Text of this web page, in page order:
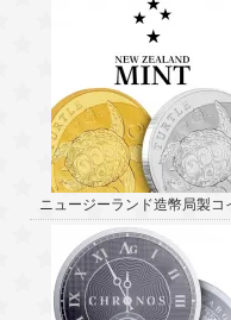
ニュージーランド造幣局製コ